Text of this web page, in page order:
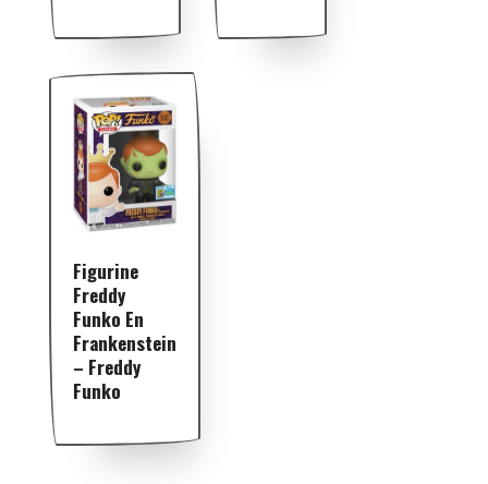
Figurine
Freddy
Funko En
Frankenstein
– Freddy
Funko